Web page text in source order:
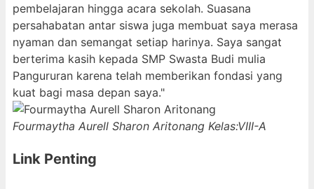
pembelajaran hingga acara sekolah. Suasana
persahabatan antar siswa juga membuat saya merasa
nyaman dan semangat setiap harinya. Saya sangat
berterima kasih kepada SMP Swasta Budi mulia
Pangururan karena telah memberikan fondasi yang
kuat bagi masa depan saya."
Fourmaytha Aurell Sharon Aritonang Kelas:VIII-A
Link Penting